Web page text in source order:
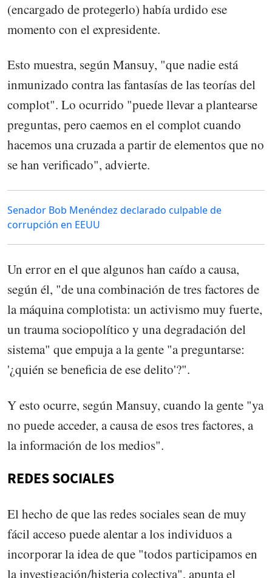
(encargado de protegerlo) había urdido ese
momento con el expresidente.
Esto muestra, según Mansuy, "que nadie está
inmunizado contra las fantasías de las teorías del
complot". Lo ocurrido "puede llevar a plantearse
preguntas, pero caemos en el complot cuando
hacemos una cruzada a partir de elementos que no
se han verificado", advierte.
Senador Bob Menéndez declarado culpable de
corrupción en EEUU
Un error en el que algunos han caído a causa,
según él, "de una combinación de tres factores de
la máquina complotista: un activismo muy fuerte,
un trauma sociopolítico y una degradación del
sistema" que empuja a la gente "a preguntarse:
'¿quién se beneficia de ese delito'?".
Y esto ocurre, según Mansuy, cuando la gente "ya
no puede acceder, a causa de esos tres factores, a
la información de los medios".
REDES SOCIALES
El hecho de que las redes sociales sean de muy
fácil acceso puede alentar a los individuos a
incorporar la idea de que "todos participamos en
la investigación/histeria colectiva", apunta el